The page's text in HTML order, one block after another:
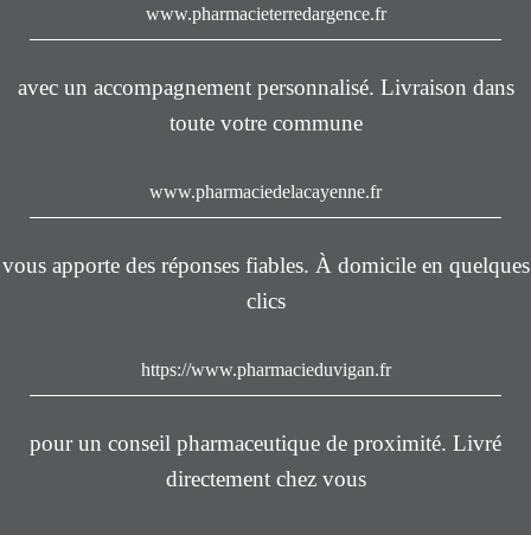
www.pharmacieterredargence.fr
avec un accompagnement personnalisé. Livraison dans
toute votre commune
www.pharmaciedelacayenne.fr
vous apporte des réponses fiables. À domicile en quelques
clics
https://www.pharmacieduvigan.fr
pour un conseil pharmaceutique de proximité. Livré
directement chez vous